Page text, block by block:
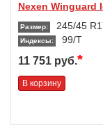
Nexen Winguard
Размер: 245/45
Индексы: 99/T
11 751 руб.*
В корзину